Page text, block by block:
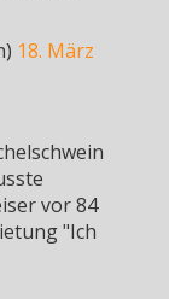
18. März
vor 84
"Ich